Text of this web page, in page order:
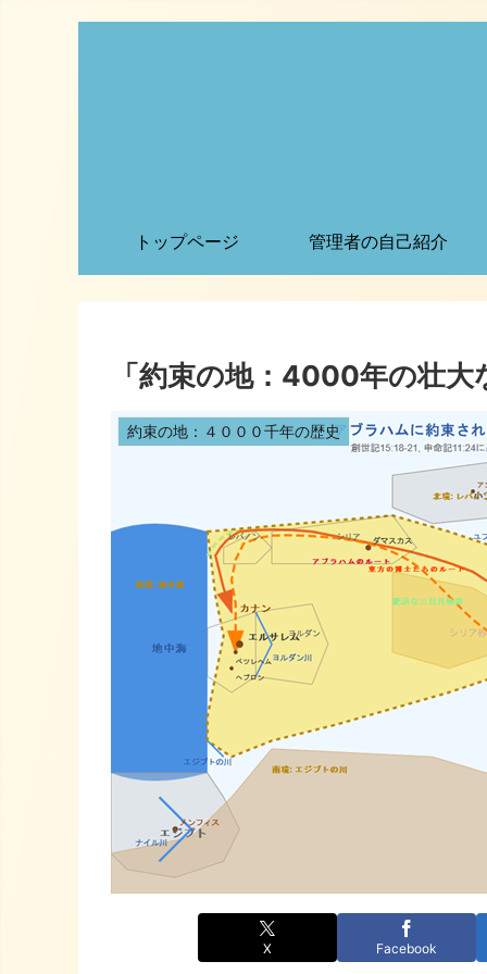
トップページ 管理者の自己紹介
「約束の地：4000年の壮
約束の地：４０００千年の歴史
X Facebook